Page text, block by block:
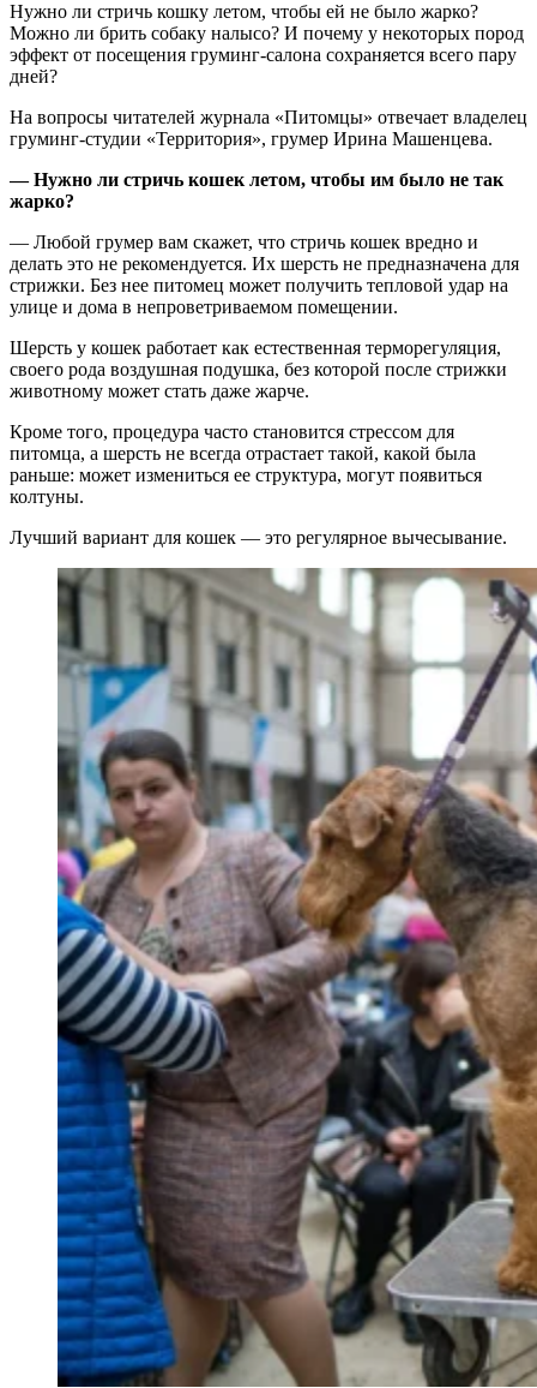
Нужно ли стричь кошку летом, чтобы ей не было жарко?
Можно ли брить собаку налысо? И почему у некоторых пород
эффект от посещения груминг-салона сохраняется всего пару
дней?
На вопросы читателей журнала «Питомцы» отвечает владелец
груминг-студии «Территория», грумер Ирина Машенцева.
— Нужно ли стричь кошек летом, чтобы им было не так
жарко?
— Любой грумер вам скажет, что стричь кошек вредно и
делать это не рекомендуется. Их шерсть не предназначена для
стрижки. Без нее питомец может получить тепловой удар на
улице и дома в непроветриваемом помещении.
Шерсть у кошек работает как естественная терморегуляция,
своего рода воздушная подушка, без которой после стрижки
животному может стать даже жарче.
Кроме того, процедура часто становится стрессом для
питомца, а шерсть не всегда отрастает такой, какой была
раньше: может измениться ее структура, могут появиться
колтуны.
Лучший вариант для кошек — это регулярное вычесывание.